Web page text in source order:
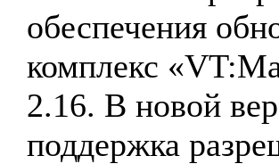
обеспечения
комплекс
2.16. В новой
поддержка